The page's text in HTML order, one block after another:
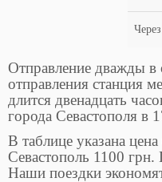
Отправление дважды в
отправления станция
длится двенадцать
города Севастополя в
В таблице указана
Севастополь 1100
Наши поездки